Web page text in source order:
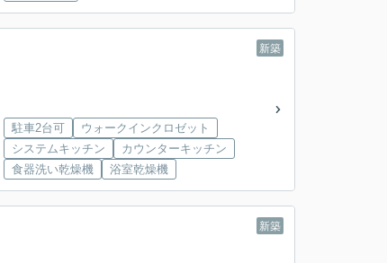
新築
駐車2台可
ウォークインクロゼット
システムキッチン
カウンターキッチン
食器洗い乾燥機
浴室乾燥機
新築